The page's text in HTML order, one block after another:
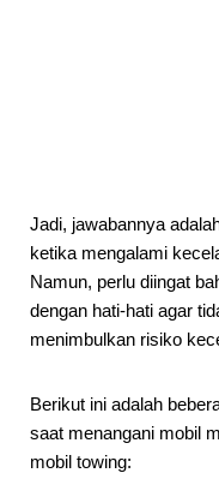
Jadi, jawabannya
ketika mengalami
Namun, perlu diingat
dengan hati-hati agar
menimbulkan risiko
Berikut ini adalah
saat menangani mobil
mobil towing: